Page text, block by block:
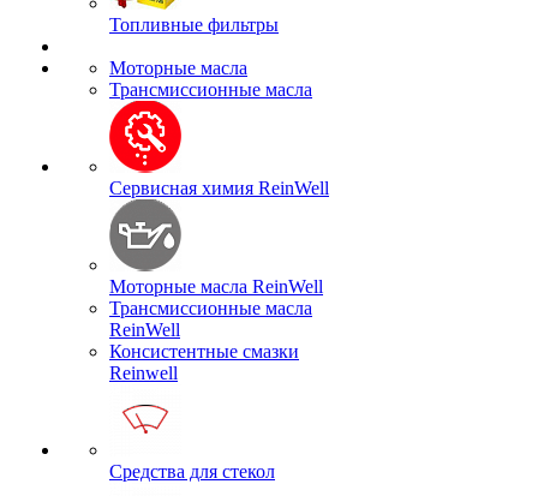
Топливные фильтры
Моторные масла
Трансмиссионные масла
Сервисная химия ReinWell
Моторные масла ReinWell
Трансмиссионные масла
ReinWell
Консистентные смазки
Reinwell
Средства для стекол